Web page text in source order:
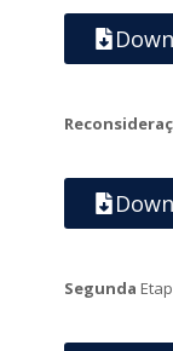
Segunda